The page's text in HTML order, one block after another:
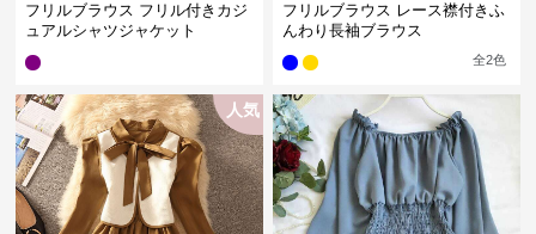
フリルブラウス フリル付きカジ
ュアルシャツジャケット
フリルブラウス レース襟付きふ
んわり長袖ブラウス
全2色
人気